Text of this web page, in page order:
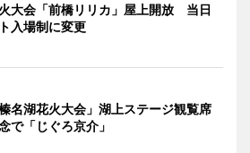
大会「前橋リリカ」屋上開放 当日
入場制に変更
名湖花火大会」湖上ステージ観覧席
で「じぐろ京介」